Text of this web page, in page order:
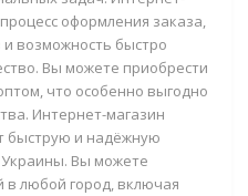
оформления заказа,
возможность быстро
Вы можете приобрести
что особенно выгодно
Интернет-магазин
быструю и надёжную
Украины. Вы можете
в любой город, включая